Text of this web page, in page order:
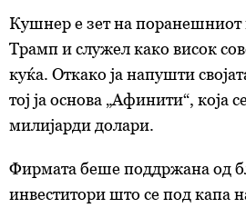
Кушнер е зет на поранешниот
Трамп и служел како висок
куќа. Откако ја напушти
тој ја основа „Афинити“, која
милијарди долари.
Фирмата беше поддржана од
инвеститори што се под капа